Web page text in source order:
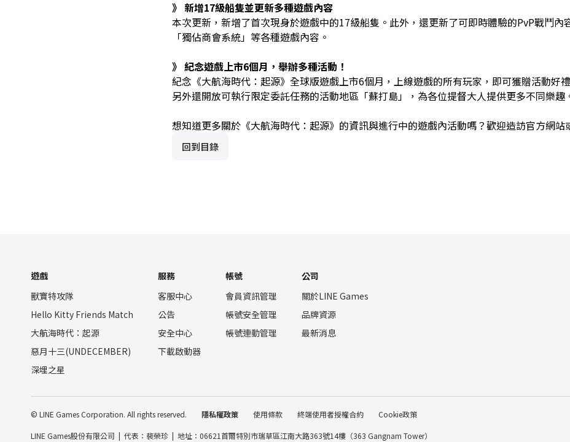
》 新增17級船隻並更新多種遊戲內容
本次更新，新增了首次現身於遊戲中的17級船隻。此外，還更新了可即時體驗的PvP戰鬥內
「獨佔商會系統」等各種遊戲內容。
》 紀念遊戲上市6個月，舉辦多種活動！
紀念《大航海時代：起源》全球版遊戲上市6個月，上線遊戲的所有玩家，即可獲贈活動好
另外還開放可執行限定委託任務的活動地區「蘇打島」，為各位提督大人提供更多不同樂趣
想知道更多關於《大航海時代：起源》的資訊與進行中的遊戲內活動嗎？歡迎造訪官方網站
回到目錄
遊戲
獸寶特攻隊
Hello Kitty Friends Match
大航海時代：起源
惡月十三(UNDECEMBER)
深埋之星
服務
客服中心
公告
安全中心
下載啟動器
帳號
會員資訊管理
帳號安全管理
帳號連動管理
公司
關於LINE Games
品牌資源
最新消息
© LINE Games Corporation. All rights reserved. 隱私權政策 使用條款 終端使用者授權合約 Cookie政策
LINE Games股份有限公司 代表：裴榮珍
地址：06621首爾特別市瑞草區江南大路363號14樓（363 Gangnam Tower）